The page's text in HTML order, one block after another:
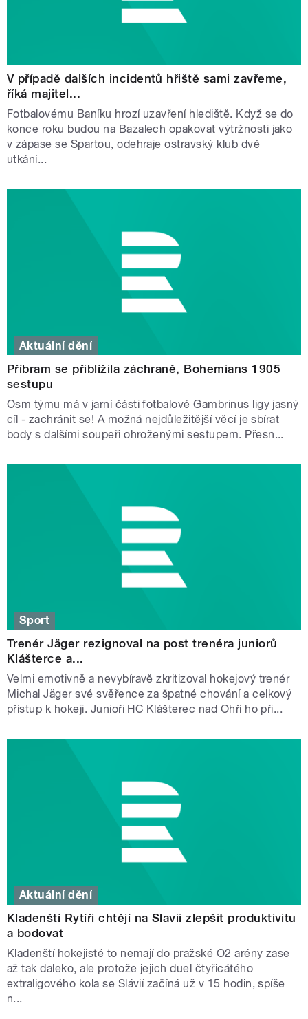
V případě dalších incidentů hřiště sami zavřeme,
říká majitel...
Fotbalovému Baníku hrozí uzavření hlediště. Když se do
konce roku budou na Bazalech opakovat výtržnosti jako
v zápase se Spartou, odehraje ostravský klub dvě
utkání...
Aktuální dění
Příbram se přiblížila záchraně, Bohemians 1905
sestupu
Osm týmu má v jarní části fotbalové Gambrinus ligy jasný
cíl - zachránit se! A možná nejdůležitější věcí je sbírat
body s dalšími soupeři ohroženými sestupem. Přesn...
Sport
Trenér Jäger rezignoval na post trenéra juniorů
Klášterce a...
Velmi emotivně a nevybíravě zkritizoval hokejový trenér
Michal Jäger své svěřence za špatné chování a celkový
přístup k hokeji. Junioři HC Klášterec nad Ohří ho při...
Aktuální dění
Kladenští Rytíři chtějí na Slavii zlepšit produktivitu
a bodovat
Kladenští hokejisté to nemají do pražské O2 arény zase
až tak daleko, ale protože jejich duel čtyřicátého
extraligového kola se Slávií začíná už v 15 hodin, spíše
n...